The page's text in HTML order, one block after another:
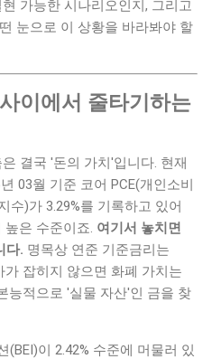
가능한 시나리오인지, 그리고
눈으로 이 상황을 바라봐야 할
이에서 줄타기하는
결국 '돈의 가치'입니다. 현재
03월 기준 코어 PCE(개인소비
수)가 3.29%를 기록하고 있어
높은 수준이죠. 여기서 놓치면
다. 명목상 연준 기준금리는
가 잡히지 않으면 화폐 가치는
능적으로 '실물 자산'인 금을 찾
이 2.42% 수준에 머물러 있